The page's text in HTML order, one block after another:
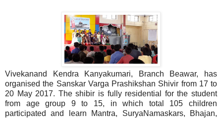
Vivekanand Kendra Kanyakumari, Branch Beawar, has
organised the Sanskar Varga Prashikshan Shivir from 17 to
20 May 2017. The shibir is fully residential for the student
from age group 9 to 15, in which total 105 children
participated and learn Mantra, SuryaNamaskars, Bhajan,